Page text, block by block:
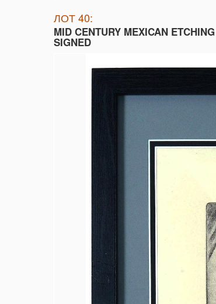
ЛОТ 40:
MID CENTURY MEXICAN
SIGNED